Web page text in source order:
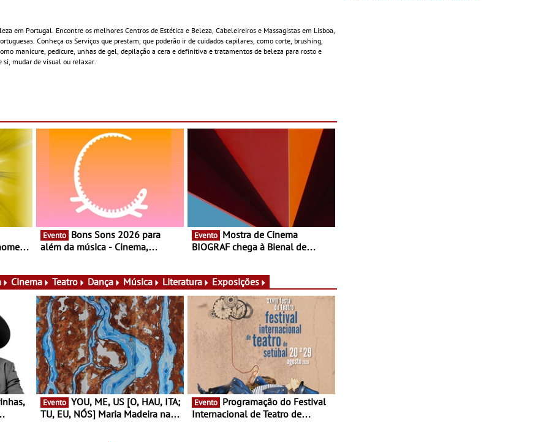
em Portugal. Encontre os melhores Centros de Estética e Beleza, Cabeleireiros e Massagistas em Lisboa,
Conheça os Serviços que prestam, que poderão ir de cuidados capilares, como corte, brushing,
manicure, pedicure, unhas de gel, depilação a cera e definitiva e tratamentos de beleza para rosto e
si, mudar de visual ou relaxar.
Evento
além da música - Cinema,
muito mais
Evento
BIOGRAF chega à Bienal de
práticas artísticas
Cinema Teatro Dança Música Literatura Exposições
Evento
TU, EU, NÓS] Maria Madeira na
Evento
Internacional de Teatro de